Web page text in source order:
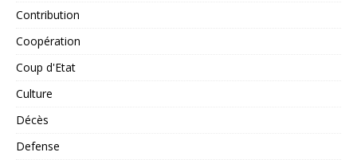
Contribution
Coopération
Coup d'Etat
Culture
Décès
Defense